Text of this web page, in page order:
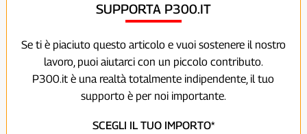
SUPPORTA P300.IT
Se ti è piaciuto questo articolo e vuoi sostenere il nostro
lavoro, puoi aiutarci con un piccolo contributo.
P300.it è una realtà totalmente indipendente, il tuo
supporto è per noi importante.
SCEGLI IL TUO IMPORTO*